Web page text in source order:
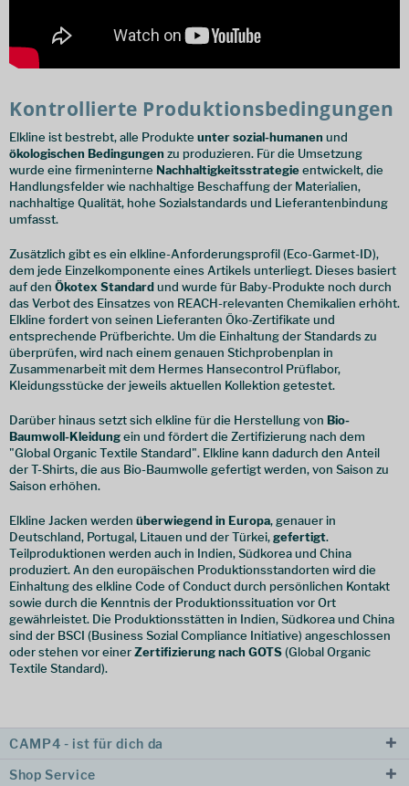
Kontrollierte Produktionsbedingungen
Elkline ist bestrebt, alle Produkte unter sozial-humanen und
ökologischen Bedingungen zu produzieren. Für die Umsetzung
wurde eine firmeninterne Nachhaltigkeitsstrategieentwickelt, die
Handlungsfelder wie nachhaltige Beschaffung der Materialien,
nachhaltige Qualität, hohe Sozialstandards und Lieferantenbindung
umfasst.
Zusätzlich gibt es ein elkline-Anforderungsprofil (Eco-Garmet-ID),
dem jede Einzelkomponente eines Artikels unterliegt. Dieses basiert
auf den Ökotex Standardund wurde für Baby-Produkte noch durch
das Verbot des Einsatzes von REACH-relevanten Chemikalien erhöht.
Elkline fordert von seinen Lieferanten Öko-Zertifikate und
entsprechende Prüfberichte. Um die Einhaltung der Standards zu
überprüfen, wird nach einem genauen Stichprobenplan in
Zusammenarbeit mit dem Hermes Hansecontrol Prüflabor,
Kleidungsstücke der jeweils aktuellen Kollektion getestet.
Darüber hinaus setzt sich elkline für die Herstellung von Bio-
Baumwoll-Kleidungein und fördert die Zertifizierung nach dem
"Global Organic Textile Standard". Elkline kann dadurch den Anteil
der T-Shirts, die aus Bio-Baumwolle gefertigt werden, von Saison zu
Saison erhöhen.
Elkline Jacken werden überwiegend in Europa, genauer in
Deutschland, Portugal, Litauen und der Türkei,gefertigt.
Teilproduktionen werden auch in Indien, Südkorea und China
produziert. An den europäischen Produktionsstandorten wird die
Einhaltung des elkline Code of Conduct durch persönlichen Kontakt
sowie durch die Kenntnis der Produktionssituation vor Ort
gewährleistet. Die Produktionsstätten in Indien, Südkorea und China
sind der BSCI (Business Sozial Compliance Initiative) angeschlossen
oder stehen vor einerZertifizierung nach GOTS(Global Organic
Textile Standard).
CAMP4 - ist für dich da
Shop Service